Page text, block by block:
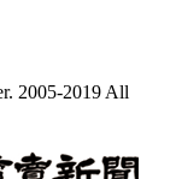
2005-2019 All